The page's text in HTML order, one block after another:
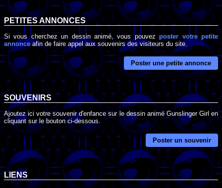
PETITES ANNONCES
Si vous cherchez un dessin animé, vous pouvezposter votre petite
annonce afin de faire appel aux souvenirs des visiteurs du site.
Poster une petite annonce
SOUVENIRS
Ajoutez ici votre souvenir d'enfance sur le dessin animé Gunslinger Girl en
cliquant sur le bouton ci-dessous.
Poster un souvenir
LIENS